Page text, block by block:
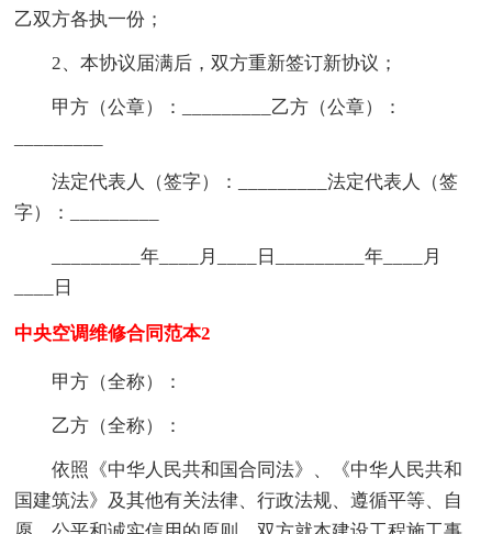
乙双方各执一份；
2、本协议届满后，双方重新签订新协议；
甲方（公章）：_________乙方（公章）：
法定代表人（签字）：_________法定代表人（签
字）：_________
_________年____月____日_________年____月
____日
中央空调维修合同范本2
甲方（全称）：
乙方（全称）：
依照《中华人民共和国合同法》、《中华人民共和
国建筑法》及其他有关法律、行政法规、遵循平等、自